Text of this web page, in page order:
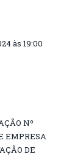
às 19:00
Nº
EMPRESA
DE